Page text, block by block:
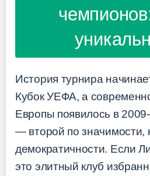
История турнира
Кубок УЕФА, а
Европы появилось в
— второй по значимости,
демократичности. Если
это элитный клуб